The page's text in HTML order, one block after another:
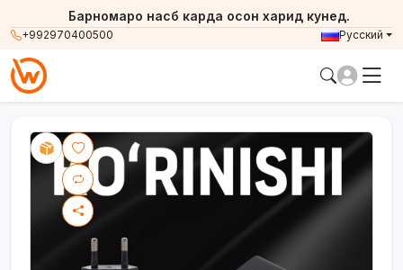
+992970400500
Барномаро насб карда осон харид кунед.
Русский